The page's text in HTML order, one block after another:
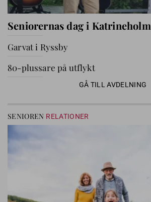
Seniorernas dag i Katrineholm
Garvat i Ryssby
80-plussare på utflykt
GÅ TILL AVDELNING
SENIOREN RELATIONER